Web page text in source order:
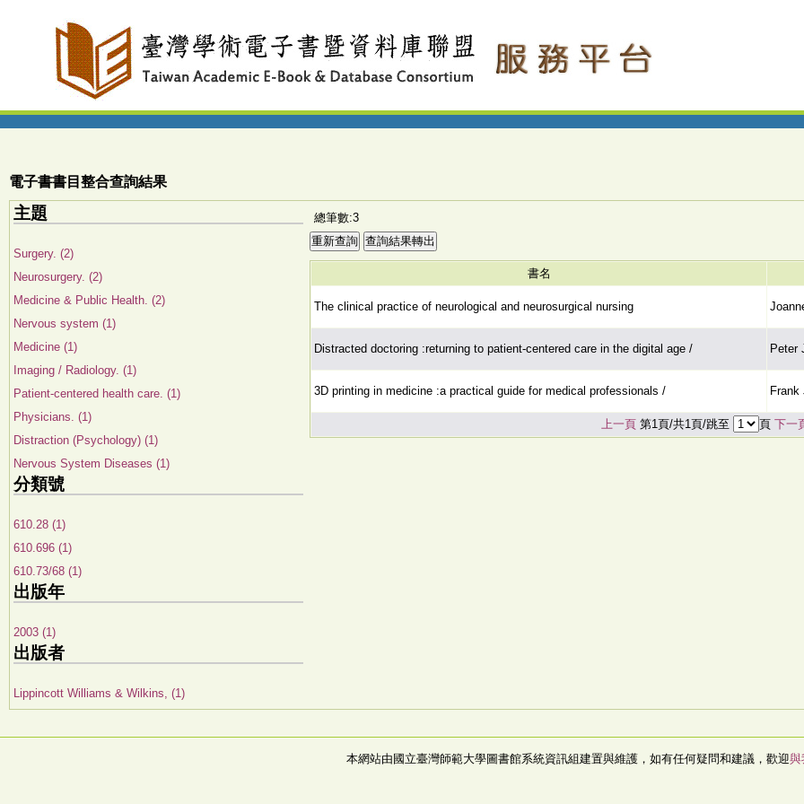
電子書書目整合查詢結果
主題
Surgery. (2)
Neurosurgery. (2)
Medicine & Public Health. (2)
Nervous system (1)
Medicine (1)
Imaging / Radiology. (1)
Patient-centered health care. (1)
Physicians. (1)
Distraction (Psychology) (1)
Nervous System Diseases (1)
分類號
610.28 (1)
610.696 (1)
610.73/68 (1)
出版年
2003 (1)
出版者
Lippincott Williams & Wilkins, (1)
總筆數:3
書名
The clinical practice of neurological and neurosurgical nursing
Distracted doctoring :returning to patient-centered care in the digital age / Peter
3D printing in medicine :a practical guide for medical professionals / Frank
上一頁 第1頁/共1頁/跳至 頁 下一
本網站由國立臺灣師範大學圖書館系統資訊組建置與維護，如有任何疑問和建議，歡迎與